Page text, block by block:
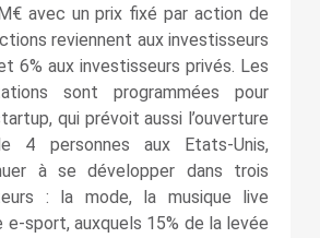
avec un prix fixé par action de
reviennent aux investisseurs
6% aux investisseurs privés. Les
sont programmées pour
qui prévoit aussi l’ouverture
4 personnes aux Etats-Unis,
à se développer dans trois
: la mode, la musique live
sport, auxquels 15% de la levée